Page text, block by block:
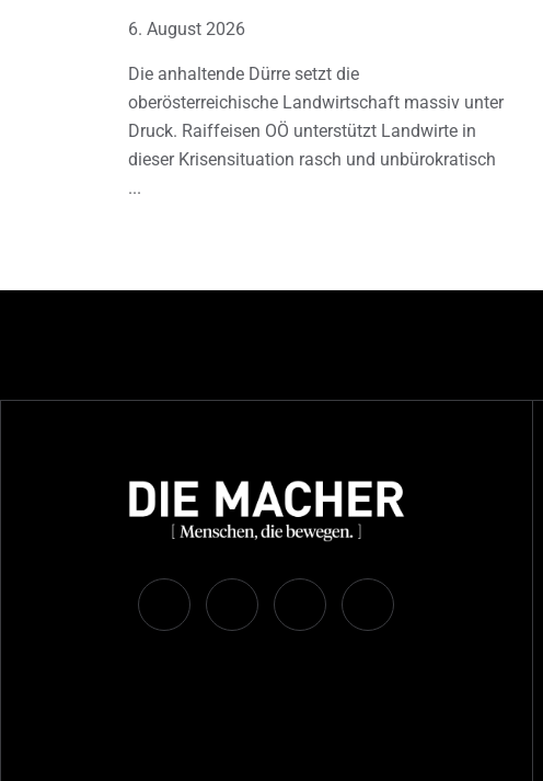
6. August 2026
Die anhaltende Dürre setzt die
oberösterreichische Landwirtschaft massiv unter
Druck. Raiffeisen OÖ unterstützt Landwirte in
dieser Krisensituation rasch und unbürokratisch